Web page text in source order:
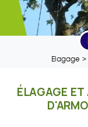
Elagage >
ÉLAGAGE